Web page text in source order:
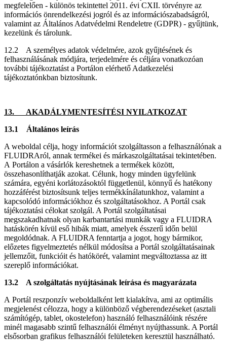
megfelelően - különös tekintettel 2011. évi CXII. törvényre az
információs önrendelkezési jogról és az információszabadságról,
valamint az Általános Adatvédelmi Rendeletre (GDPR) - gyűjtünk,
kezelünk és tárolunk.
12.2 A személyes adatok védelmére, azok gyűjtésének és
felhasználásának módjára, terjedelmére és céljára vonatkozóan
további tájékoztatást a Portálon elérhető Adatkezelési
tájékoztatónkban biztosítunk.
13. AKADÁLYMENTESÍTÉSI NYILATKOZAT
13.1 Általános leírás
A weboldal célja, hogy információt szolgáltasson a felhasználónak a
FLUIDRAról, annak termékei és márkaszolgáltatásai tekintetében.
A Portálon a vásárlók kereshetnek a termékek között,
összehasonlíthatják azokat. Célunk, hogy minden ügyfelünk
számára, egyéni korlátozásoktól függetlenül, könnyű és hatékony
hozzáférést biztosítsunk teljes termékkínálatunkhoz, valamint a
kapcsolódó információkhoz és szolgáltatásokhoz. A Portál csak
tájékoztatási célokat szolgál. A Portál szolgáltatásai
megszakadhatnak olyan karbantartási munkák vagy a FLUIDRA
hatáskörén kívül eső hibák miatt, amelyek ésszerű időn belül
megoldódnak. A FLUIDRA fenntartja a jogot, hogy bármikor,
előzetes figyelmeztetés nélkül módosítsa a Portál szolgáltatásainak
jellemzőit, funkcióit és hatókörét, valamint megváltoztassa az itt
szereplő információkat.
13.2 A szolgáltatás nyújtásának leírása és magyarázata
A Portál reszponzív weboldalként lett kialakítva, ami az optimális
megjelenést célozza, hogy a különböző végberendezéseket (asztali
számítógép, tablet, okostelefon) használó felhasználóink részére
minél magasabb szintű felhasználói élményt nyújthassunk. A Portál
elsősorban grafikus felhasználói felületeken keresztül használható.